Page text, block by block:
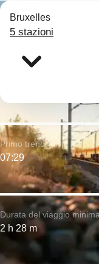
Bruxelles
5 stazioni
Durata del viaggio
2 h 28 m
Primo treno:
07:29